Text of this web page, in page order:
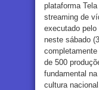
plataforma
streaming de
executado
neste sábado
de 500
fundamental
cultura nacional.